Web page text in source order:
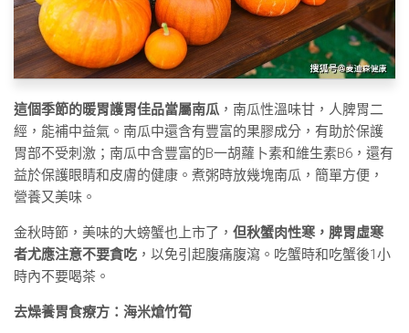
這個季節的暖胃護胃佳品當屬南瓜 ，南瓜性溫味甘，人脾胃二
經，能補中益氣。南瓜中還含有豐富的果膠成分，有助於保護
胃部不受刺激；南瓜中含豐富的B一胡蘿卜素和維生素B6，還有
益於保護眼睛和皮膚的健康。煮粥時放幾塊南瓜，簡單方便，
營養又美味。
金秋時節，美味的大螃蟹也上市了， 但秋蟹肉性寒，脾胃虛寒
者尤應注意不要貪吃 ，以免引起腹痛腹瀉。吃蟹時和吃蟹後1小
時內不要喝茶。
去燥養胃食療方：海米熗竹筍